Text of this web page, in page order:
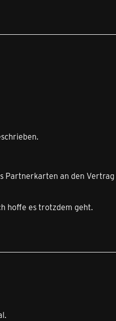
Partnerkarten an den Vertrag
hoffe es trotzdem geht.